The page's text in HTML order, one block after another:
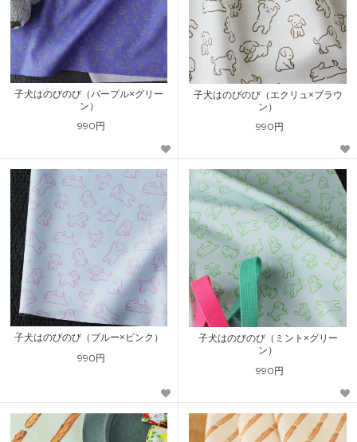
子犬はのびのび（パープル×グリー
ン）
990円
子犬はのびのび（エクリュ×ブラウ
ン）
990円
子犬はのびのび（ブルー×ピンク）
990円
子犬はのびのび（ミント×グリー
ン）
990円